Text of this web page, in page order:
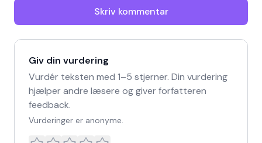
Skriv kommentar
Giv din vurdering
Vurdér teksten med 1–5 stjerner. Din vurdering
hjælper andre læsere og giver forfatteren
feedback.
Vurderinger er anonyme.